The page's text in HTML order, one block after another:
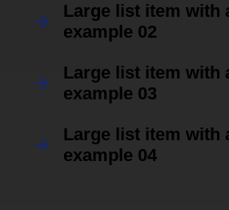
Large list item with
example 02
Large list item with
example 03
Large list item with
example 04